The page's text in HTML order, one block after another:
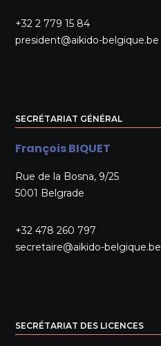
+32 2 779 15 84
president@aikido-belgique.be
SECRÉTARIAT GÉNÉRAL
François BIQUET
Rue de la Bosna, 9/25
5001 Belgrade
+32 478 260 797
secretaire@aikido-belgique.be
SECRÉTARIAT DES LICENCES